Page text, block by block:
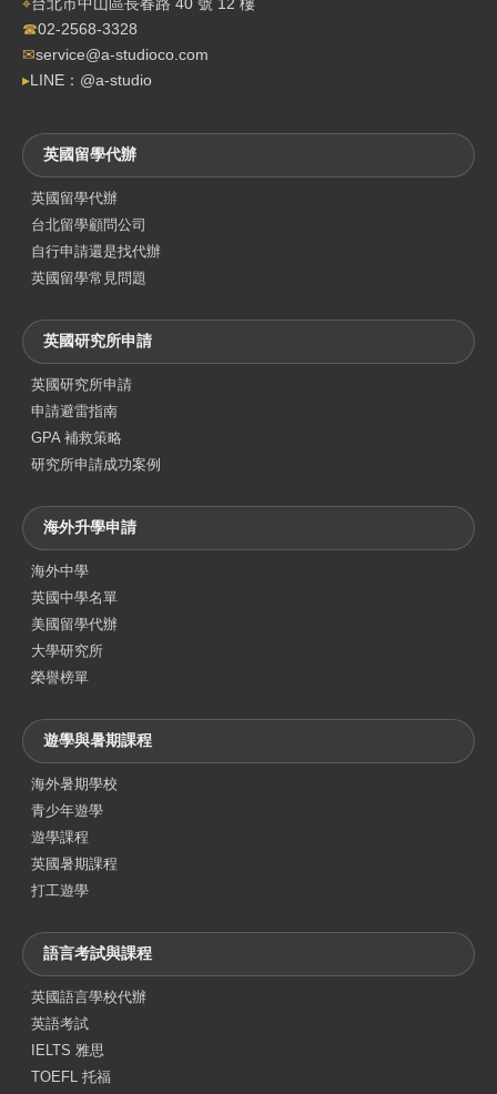
☎02-2568-3328
✉service@a-studioco.com
▸LINE：@a-studio
英國留學代辦
英國留學代辦
台北留學顧問公司
自行申請還是找代辦
英國留學常見問題
英國研究所申請
英國研究所申請
申請避雷指南
GPA 補救策略
研究所申請成功案例
海外升學申請
海外中學
英國中學名單
美國留學代辦
大學研究所
榮譽榜單
遊學與暑期課程
海外暑期學校
青少年遊學
遊學課程
英國暑期課程
打工遊學
語言考試與課程
英國語言學校代辦
英語考試
IELTS 雅思
TOEFL 托福